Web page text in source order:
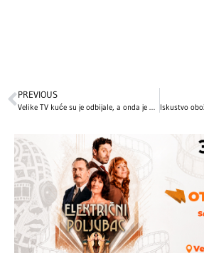
PREVIOUS